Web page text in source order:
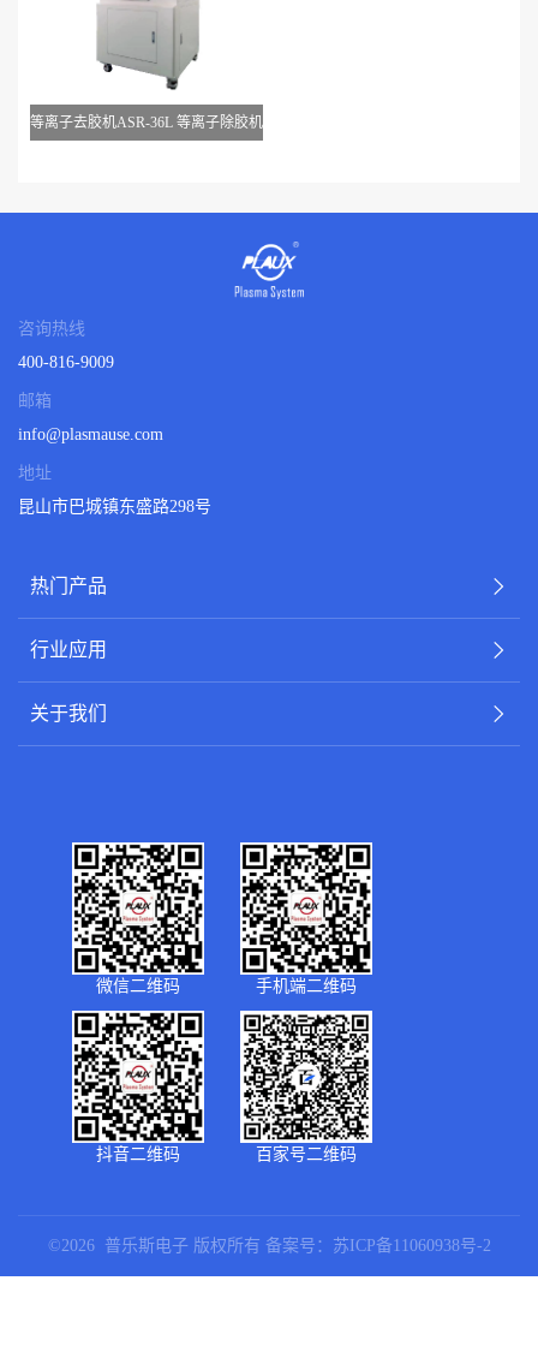
等离子去胶机ASR-36L 等离子除胶机
咨询热线
400-816-9009
邮箱
info@plasmause.com
地址
昆山市巴城镇东盛路298号
热门产品
行业应用
关于我们
微信二维码 手机端二维码
抖音二维码 百家号二维码
©2026 普乐斯电子 版权所有 备案号： 苏ICP备11060938号-2